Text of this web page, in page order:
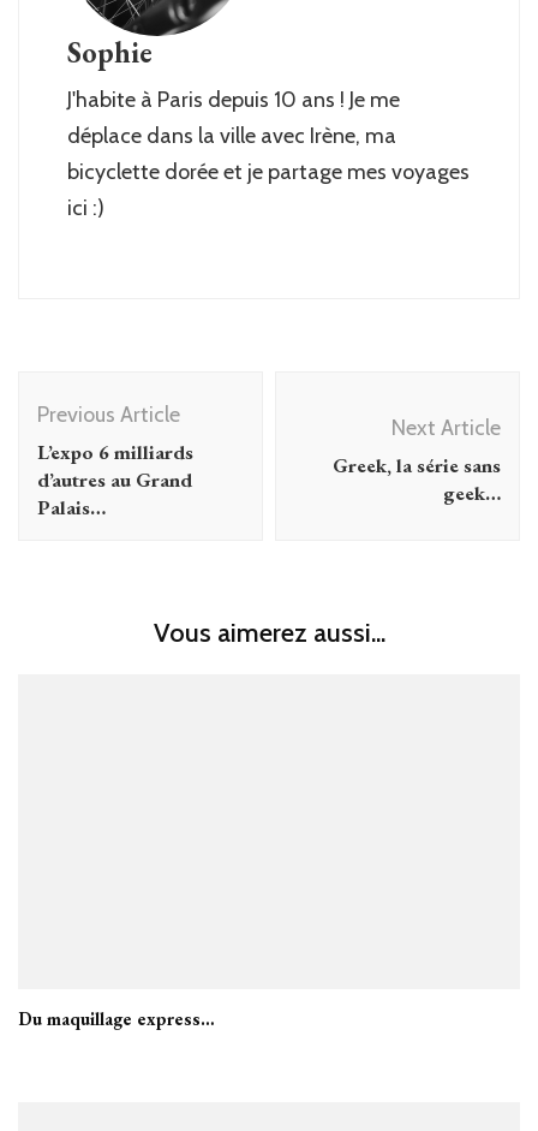
Sophie
J'habite à Paris depuis 10 ans ! Je me
déplace dans la ville avec Irène, ma
bicyclette dorée et je partage mes voyages
ici :)
Navigation
Previous Article
L’expo 6 milliards
d’autres au Grand
Palais…
Next Article
Greek, la série sans
geek…
Vous aimerez aussi...
Du maquillage express…